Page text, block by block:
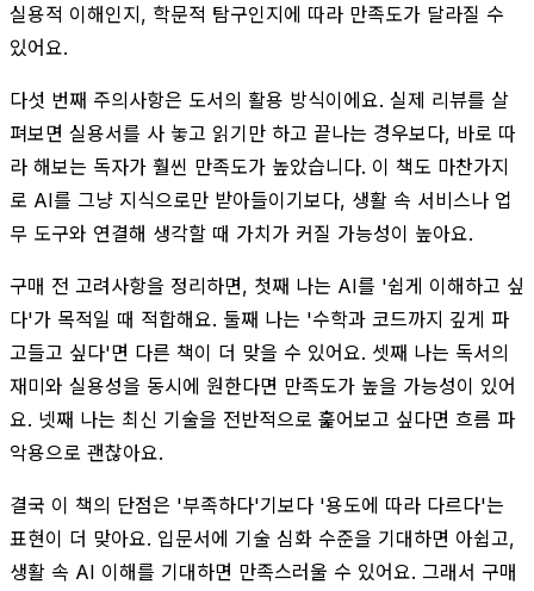
실용적 이해인지, 학문적 탐구인지에 따라 만족도가 달라질 수
있어요.
다섯 번째 주의사항은 도서의 활용 방식이에요. 실제 리뷰를 살
펴보면 실용서를 사 놓고 읽기만 하고 끝나는 경우보다, 바로 따
라 해보는 독자가 훨씬 만족도가 높았습니다. 이 책도 마찬가지
로 AI를 그냥 지식으로만 받아들이기보다, 생활 속 서비스나 업
무 도구와 연결해 생각할 때 가치가 커질 가능성이 높아요.
구매 전 고려사항을 정리하면, 첫째 나는 AI를 '쉽게 이해하고 싶
다'가 목적일 때 적합해요. 둘째 나는 '수학과 코드까지 깊게 파
고들고 싶다'면 다른 책이 더 맞을 수 있어요. 셋째 나는 독서의
재미와 실용성을 동시에 원한다면 만족도가 높을 가능성이 있어
요. 넷째 나는 최신 기술을 전반적으로 훑어보고 싶다면 흐름 파
악용으로 괜찮아요.
결국 이 책의 단점은 '부족하다'기보다 '용도에 따라 다르다'는
표현이 더 맞아요. 입문서에 기술 심화 수준을 기대하면 아쉽고,
생활 속 AI 이해를 기대하면 만족스러울 수 있어요. 그래서 구매